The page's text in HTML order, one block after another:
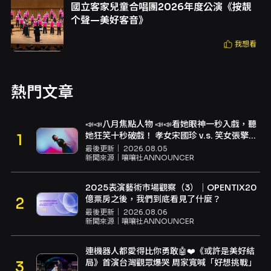
國立客家兒童合唱團2026年度公演《按靚
个聲—美好客音》
我想看
熱門文章
📣📣八月焦點人物 📣📣看她眼神一秒入戲，聽
她狂笑十秒破戲！ 孝女宋國珍 v.s. 笑女張擎
佳：本是同根生，相約壓車別太急
最後更新｜ 2026.08.05
新聞來源｜ 嚷嚷社ANNOUNCER
2025表演藝術市場觀察（3）｜OPENTIX20
億票房之後，我們到底看見了什麼？
最後更新｜ 2026.08.06
新聞來源｜ 嚷嚷社ANNOUNCER
連機器人都愛得比你勇敢🤖❤️《或許是美好結
局》首演台灣觀眾爆哭 周家寬喊「好想挑戰」